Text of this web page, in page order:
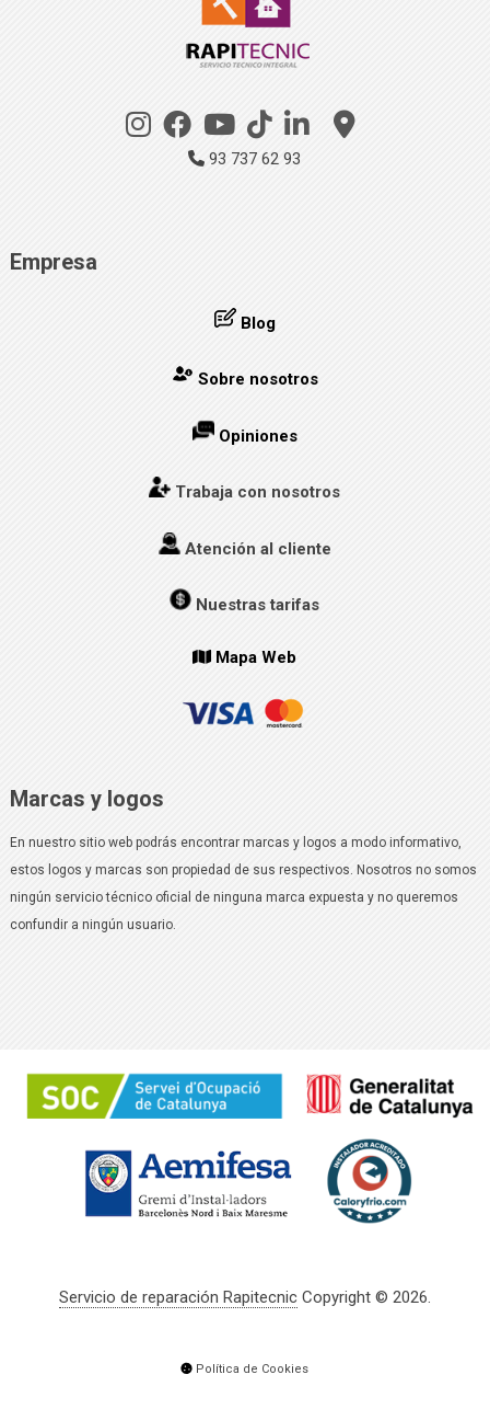
93 737 62 93
Empresa
Blog
Sobre nosotros
Opiniones
Trabaja con nosotros
Atención al cliente
Nuestras tarifas
Mapa Web
Marcas y logos
En nuestro sitio web podrás encontrar marcas y logos a modo informativo,
estos logos y marcas son propiedad de sus respectivos. Nosotros no somos
ningún servicio técnico oficial de ninguna marca expuesta y no queremos
confundir a ningún usuario.
Servicio de reparación RapitecnicCopyright © 2026.
Política de Cookies